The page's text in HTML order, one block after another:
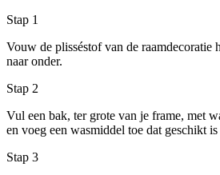
Stap 1
Vouw de plisséstof van de raamdecoratie
naar onder.
Stap 2
Vul een bak, ter grote van je frame, met
en voeg een wasmiddel toe dat geschikt
Stap 3